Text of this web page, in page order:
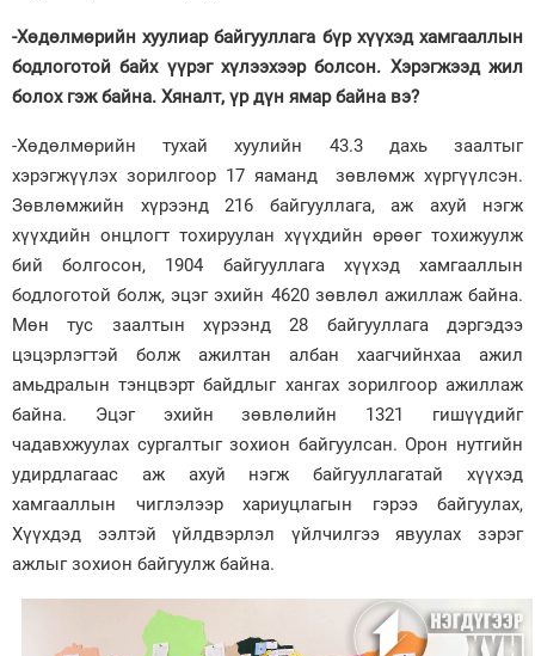
-Хөдөлмөрийн хуулиар байгууллага бүр хүүхэд хамгааллын
бодлоготой байх үүрэг хүлээхээр болсон. Хэрэгжээд жил
болох гэж байна. Хяналт, үр дүн ямар байна вэ?
-Хөдөлмөрийн тухай хуулийн 43.3 дахь заалтыг
хэрэгжүүлэх зорилгоор 17 яаманд зөвлөмж хүргүүлсэн.
Зөвлөмжийн хүрээнд 216 байгууллага, аж ахуй нэгж
хүүхдийн онцлогт тохируулан хүүхдийн өрөөг тохижуулж
бий болгосон, 1904 байгууллага хүүхэд хамгааллын
бодлоготой болж, эцэг эхийн 4620 зөвлөл ажиллаж байна.
Мөн тус заалтын хүрээнд 28 байгууллага дэргэдээ
цэцэрлэгтэй болж ажилтан албан хаагчийнхаа ажил
амьдралын тэнцвэрт байдлыг хангах зорилгоор ажиллаж
байна. Эцэг эхийн зөвлөлийн 1321 гишүүдийг
чадавхжуулах сургалтыг зохион байгуулсан. Орон нутгийн
удирдлагаас аж ахуй нэгж байгууллагатай хүүхэд
хамгааллын чиглэлээр хариуцлагын гэрээ байгуулах,
Хүүхдэд ээлтэй үйлдвэрлэл үйлчилгээ явуулах зэрэг
ажлыг зохион байгуулж байна.